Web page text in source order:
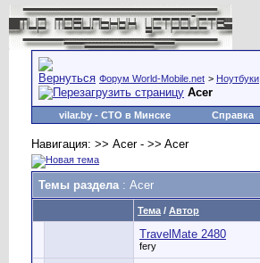
Форум World-Mobile.net > Ноутбуки
Acer
vilar.by - СТО в Минске Справка
Навигация: >> Acer - >> Acer
Темы раздела: Acer
Тема / Автор
TravelMate 2480
fery